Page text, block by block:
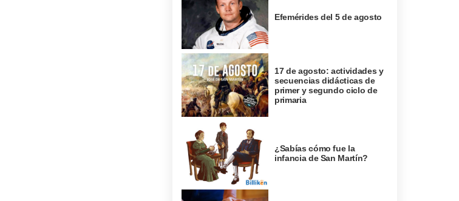
Efemérides del 5 de agosto
17 de agosto: actividades y
secuencias didácticas de
primer y segundo ciclo de
primaria
¿Sabías cómo fue la
infancia de San Martín?